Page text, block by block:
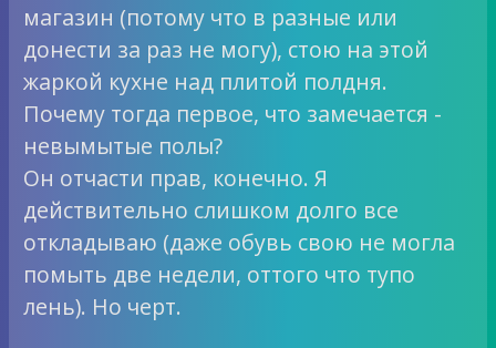
магазин (потому что в разные или
донести за раз не могу), стою на этой
жаркой кухне над плитой полдня.
Почему тогда первое, что замечается -
невымытые полы?
Он отчасти прав, конечно. Я
действительно слишком долго все
откладываю (даже обувь свою не могла
помыть две недели, оттого что тупо
лень). Но черт.